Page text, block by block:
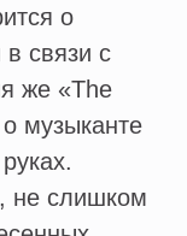
о
связи с
же «The
музыканте
не слишком